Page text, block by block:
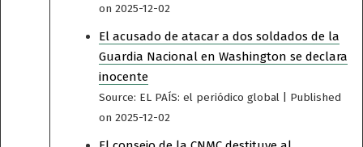
on 2025-12-02
El acusado de atacar a dos soldados de la
Guardia Nacional en Washington se declara
inocente
Source: EL PAÍS: el periódico global
Published
on 2025-12-02